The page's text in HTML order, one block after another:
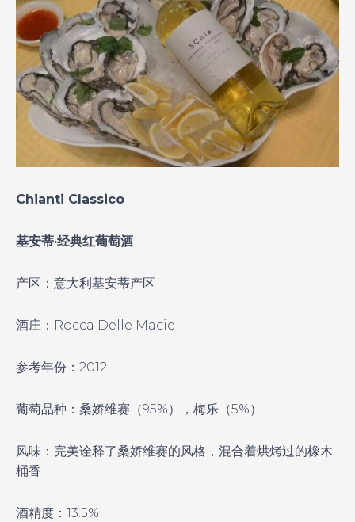
Chianti Classico
基安蒂·经典红葡萄酒
产区：意大利基安蒂产区
酒庄：Rocca Delle Macie
参考年份：2012
葡萄品种：桑娇维赛（95%），梅乐（5%）
风味：完美诠释了桑娇维赛的风格，混合着烘烤过的橡木
桶香
酒精度：13.5%